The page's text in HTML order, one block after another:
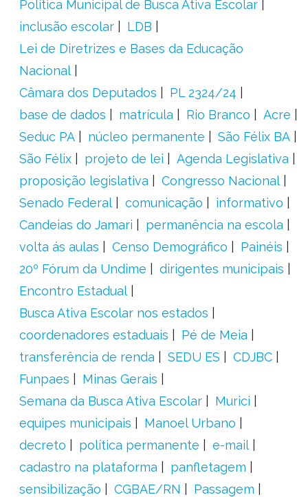
Política Municipal de Busca Ativa Escolar
inclusão escolar
LDB
Lei de Diretrizes e Bases da Educação
Nacional
Câmara dos Deputados
PL 2324/24
base de dados
matrícula Rio Branco
Acre
Seduc PA
núcleo permanente
São Félix BA
São Félix
projeto de lei
Agenda Legislativa
proposição legislativa
Congresso Nacional
Senado Federal
comunicação
informativo
Candeias do Jamari
permanência na escola
volta ás aulas
Censo Demográfico
Painéis
20º Fórum da Undime
dirigentes municipais
Encontro Estadual
Busca Ativa Escolar nos estados
coordenadores estaduais
Pé de Meia
transferência de renda
SEDU ES
CDJBC
Funpaes
Minas Gerais
Semana da Busca Ativa Escolar
Murici
equipes municipais
Manoel Urbano
decreto
política permanente
e-mail
cadastro na plataforma
panfletagem
sensibilização
CGBAE/RN
Passagem